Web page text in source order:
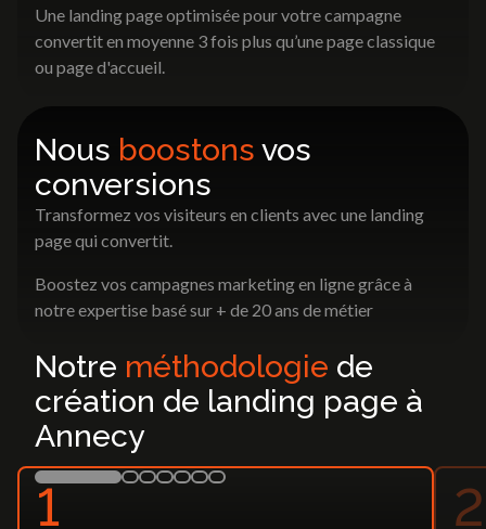
Une landing page optimisée pour votre campagne
convertit en moyenne 3 fois plus qu’une page classique
ou page d'accueil.
Nous boostons vos
conversions
Transformez vos visiteurs en clients avec une landing
page qui convertit.
Boostez vos campagnes marketing en ligne grâce à
notre expertise basé sur + de 20 ans de métier
Notre méthodologie de
création de landing page à
Annecy
1 2